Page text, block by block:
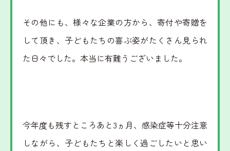
その他にも、様々な企業の方から、寄付や寄贈を
して頂き、子どもたちの喜ぶ姿がたくさん見られ
た日々でした。本当に有難うございました。
今年度も残すところあと3ヵ月、感染症等十分注意
しながら、子どもたちと楽しく過ごしたいと思い